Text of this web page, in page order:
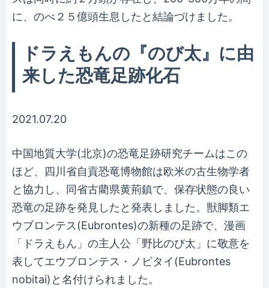
に、のべ２５億頭生息したと結論づけました。
ドラえもんの『のび太』に由
来した恐竜足跡化石
2021.07.20
中国地質大学(北京)の恐竜足跡研究チームはこの
ほど、四川省自貢恐竜博物館は欧米の古生物学者
と協力し、同省古藺県黄荊鎮で、保存状態の良い
恐竜の足跡を発見したと発表しました。獣脚類エ
ウブロンテス(Eubrontes)の新種の足跡で、漫画
「ドラえもん」の主人公「野比のび太」に敬意を
表してエウブロンテス・ノビタイ(Eubrontes
nobitai)と名付けられました。